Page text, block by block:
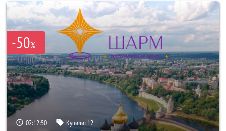
-50%
02:12:49 Купили: 12